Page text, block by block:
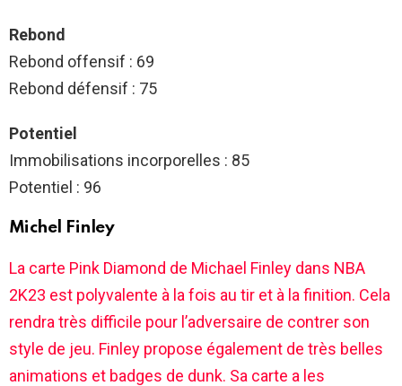
Rebond
Rebond offensif : 69
Rebond défensif : 75
Potentiel
Immobilisations incorporelles : 85
Potentiel : 96
Michel Finley
La carte Pink Diamond de Michael Finley dans NBA
2K23 est polyvalente à la fois au tir et à la finition. Cela
rendra très difficile pour l’adversaire de contrer son
style de jeu. Finley propose également de très belles
animations et badges de dunk. Sa carte a les